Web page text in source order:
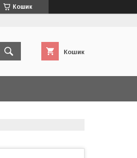
Кошик
Кошик